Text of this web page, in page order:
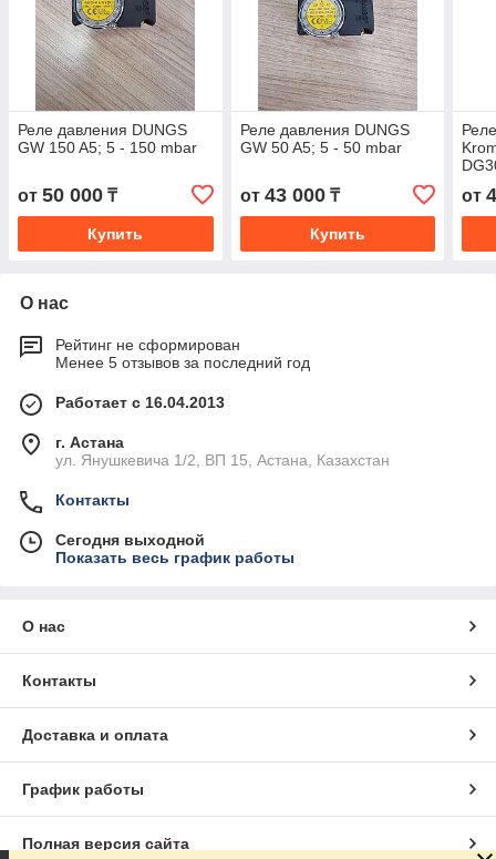
Реле давления DUNGS
GW 150 A5; 5 - 150 mbar
от 50 000 ₸
Купить
Реле давления DUNGS
GW 50 A5; 5 - 50 mbar
от 43 000₸
Купить
от
О нас
Рейтинг не сформирован
Менее 5 отзывов за последний год
Работает с 16.04.2013
г. Астана
ул. Янушкевича 1/2, ВП 15, Астана, Казахстан
Контакты
Сегодня выходной
Показать весь график работы
О нас
Контакты
Доставка и оплата
График работы
Полная версия сайта